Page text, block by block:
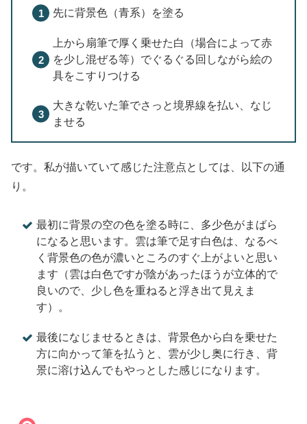
先に背景色（青系）を塗る
上から扇筆で厚く乗せた白（場合によって赤
を少し混ぜる等）でぐるぐる回しながら絵の
具をこすりつける
大きな乾いた筆でさっと境界線を払い、なじ
ませる
です。私が描いていて感じた注意点としては、以下の通
り。
最初に背景の空の色を塗る時に、多少色がまばら
になると思います。雲は筆で足す白色は、なるべ
く背景色の色が濃いところのすぐ上がよいと思い
ます（雲は白色ですが陰があったほうが立体的で
良いので、少し色を重ねると浮き出て見えま
す）。
最後になじませるときは、背景色から白を乗せた
方に向かって筆を払うと、雲が少し奥に行き、背
景に溶け込んでもやっとした感じになります。